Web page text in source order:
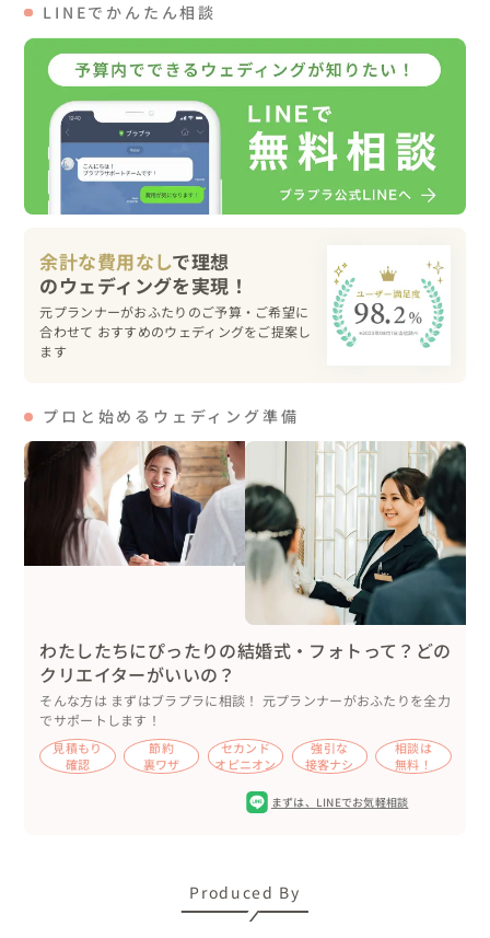
LINEでかんたん相談
余計な費用なしで理想
元プランナーがおふたりのご予算・ご希望に
合わせて おすすめのウェディングをご提案し
ます
プロと始めるウェディング準備
わたしたちにぴったりの結婚式・フォトって？どの
クリエイターがいいの？
そんな方は まずはブラプラに相談！ 元プランナーがおふたりを全力
でサポートします！
見積もり
確認
節約
裏ワザ
セカンド
オピニオン
強引な
接客ナシ
相談は
無料！
まずは、 LINEでお気軽相談
Produced By